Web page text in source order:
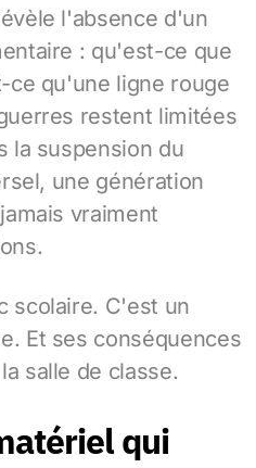
l'absence d'un
: qu'est-ce que
ce qu'une ligne rouge
restent limitées
la suspension du
une génération
vraiment
scolaire. C'est un
Et ses conséquences
salle de classe.
qui